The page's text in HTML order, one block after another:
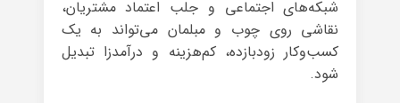
شبکه‌های اجتماعی و جلب اعتماد مشتریان،
نقاشی روی چوب و مبلمان می‌تواند به یک
کسب‌وکار زودبازده، کم‌هزینه و درآمدزا تبدیل
شود.